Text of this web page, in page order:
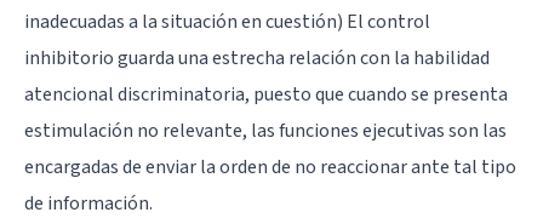
inadecuadas a la situación en cuestión) El control
inhibitorio guarda una estrecha relación con la habilidad
atencional discriminatoria, puesto que cuando se presenta
estimulación no relevante, las funciones ejecutivas son las
encargadas de enviar la orden de no reaccionar ante tal tipo
de información.